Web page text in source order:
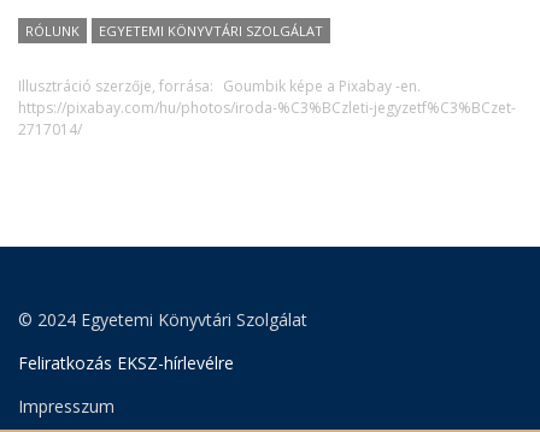
RÓLUNK EGYETEMI KÖNYVTÁRI SZOLGÁLAT
Illusztráció szerzője, forrása: Goumbik képe a Pixabay -en.
https://pixabay.com/hu/photos/iroda-%C3%BCzleti-jegyzetf%C3%BCzet-
2717014/
© 2024 Egyetemi Könyvtári Szolgálat
Feliratkozás EKSZ-hírlevélre
Impresszum